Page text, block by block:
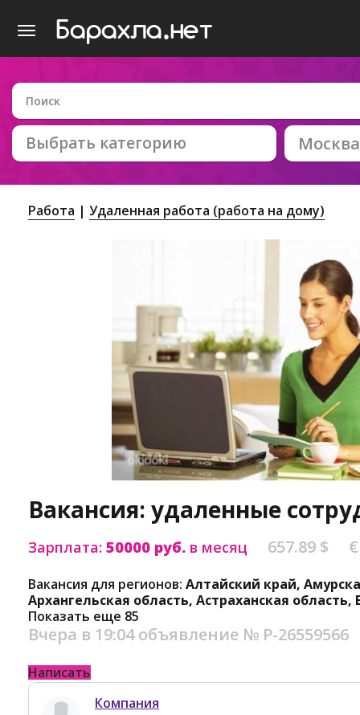
Выбрать категорию Москва
Работа Удаленная работа (работа на дому)
Вакансия: удаленные
Зарплата: 50000 руб. в месяц 657.89 $
Вакансия для регионов: Алтайский край,
Архангельская область, Астраханская область,
Показать еще 85
Вчера в 19:04объявление № Р-26559566
Написать
Компания